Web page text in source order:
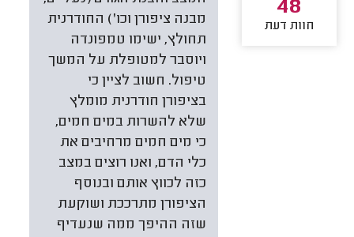
מבנה ציפורן וכו') החודרנית
תחולץ, ישימו טמפונדה
ויוסבר למטופלת על המשך
טיפול. חשוב לציין כי
בציפורן חודרנית מומלץ
שלא להשרות במים חמים,
כי מים חמים מרחיבים את
כלי הדם, ואנו רוצים במצב
כזה לכווץ אותם ובנוסף
הציפורן מתרככת ושוקעת
שזה ההיפך ממה שנעדיף
48
חוות דעת